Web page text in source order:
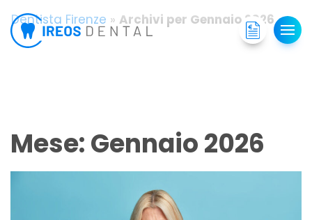
Dentista Firenze » Archivi per Gennaio 2026
Mese:Gennaio 2026